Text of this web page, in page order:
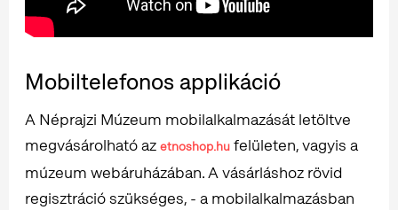
Mobiltelefonos applikáció
A Néprajzi Múzeum mobilalkalmazását letöltve
megvásárolható az etnoshop.hu felületen, vagyis a
múzeum webáruházában. A vásárláshoz rövid
regisztráció szükséges, - a mobilalkalmazásban